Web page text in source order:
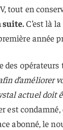
tout en
suite.C’est là
année
des opérateurs
d’améliorer
actuel doit
condamné,
abonné, le